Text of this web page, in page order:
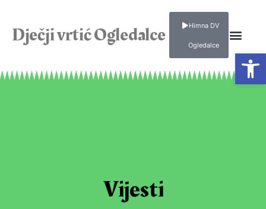
Dječji vrtić Ogledalce Himna DV
Ogledalce
Vijesti